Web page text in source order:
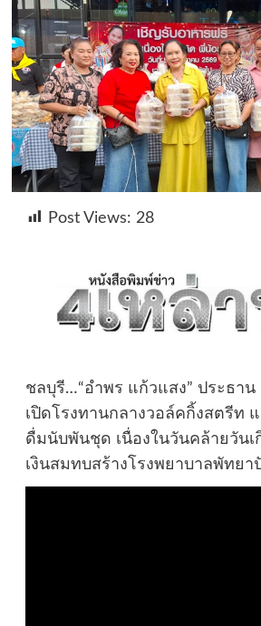
Post Views: 28
ชลบุรี…“อำพร แก้วแสง” ประธา
เปิดโรงทานกลางวอล์คกิ้งสตรีท
ดื่มนับพันชุด เนื่องในวันคล้ายวัน
เงินสมทบสร้างโรงพยาบาลพัทย